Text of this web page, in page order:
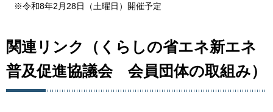
※令和8年2月28日（土曜日）開催予定
関連リンク（くらしの省エネ新エネ
普及促進協議会 会員団体の取組み）